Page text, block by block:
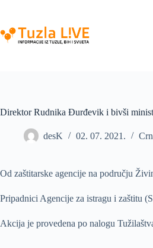
content
Direktor Rudnika Đurđevik i bivši
desK 02. 07. 2021.
Od zaštitarske agencije na području
Pripadnici Agencije za istragu i zaštitu
Akcija je provedena po nalogu